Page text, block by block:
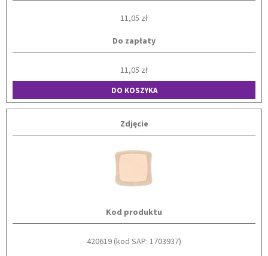
11,05 zł
Do zapłaty
11,05 zł
DO KOSZYKA
Zdjęcie
Kod produktu
420619 (kod SAP: 1703937)